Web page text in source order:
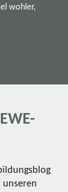
wohler,
unseren